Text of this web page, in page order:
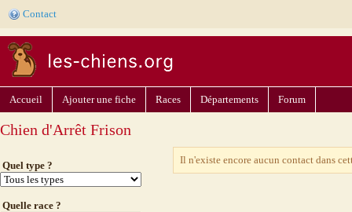
Contact
Accueil Ajouter une fiche Races Départements Forum
Chien d'Arrêt Frison
Quel type ?
Quelle race ?
Il n'existe encore aucun contact dans